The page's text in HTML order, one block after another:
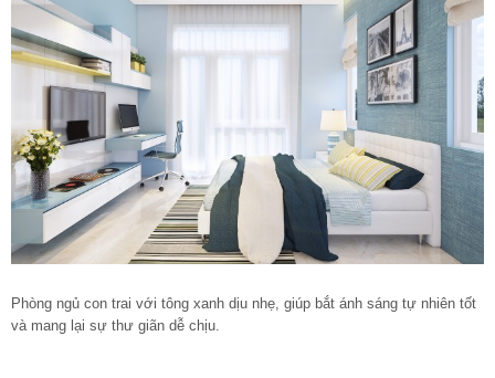
Phòng ngủ con trai với tông xanh dịu nhẹ, giúp bắt ánh sáng tự nhiên tốt
và mang lại sự thư giãn dễ chịu.